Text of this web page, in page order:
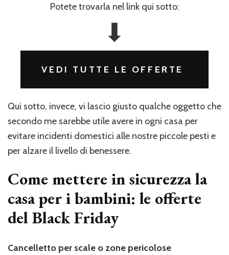
Potete trovarla nel link qui sotto:
⬇
VEDI TUTTE LE OFFERTE
Qui sotto, invece, vi lascio giusto qualche oggetto che
secondo me sarebbe utile avere in ogni casa per
evitare incidenti domestici alle nostre piccole pesti e
per alzare il livello di benessere.
Come mettere in sicurezza la
casa per i bambini: le offerte
del Black Friday
Cancelletto per scale o zone pericolose